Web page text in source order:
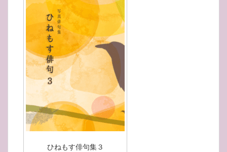
ひねもす俳句集３